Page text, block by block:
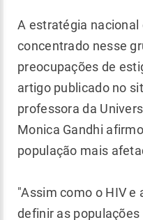
A estratégia nacional
concentrado nesse
preocupações de
artigo publicado no
professora da
Monica Gandhi
população mais
"Assim como o HIV e
definir as